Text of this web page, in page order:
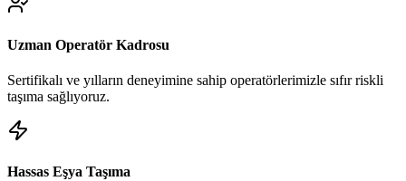
Uzman Operatör Kadrosu
Sertifikalı ve yılların deneyimine sahip operatörlerimizle sıfır riskli
taşıma sağlıyoruz.
Hassas Eşya Taşıma